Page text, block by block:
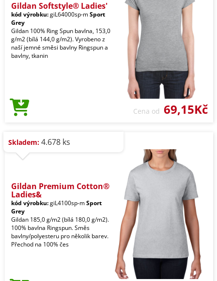
Gildan Softstyle® Ladies'
kód výrobku:giL64000sp-mSport
Grey
Gildan 100% Ring Spun bavlna, 153,0
g/m2 (bílá 144,0 g/m2). Vyrobeno z
naší jemné směsi bavlny Ringspun a
bavlny, tkanin
Cena od 69,15Kč
Skladem: 4.678 ks
Gildan Premium Cotton®
Ladies&
kód výrobku:giL4100sp-mSport
Grey
Gildan 185,0 g/m2 (bílá 180,0 g/m2).
100% bavlna Ringspun. Směs
bavlny/polyesteru pro několik barev.
Přechod na 100% čes